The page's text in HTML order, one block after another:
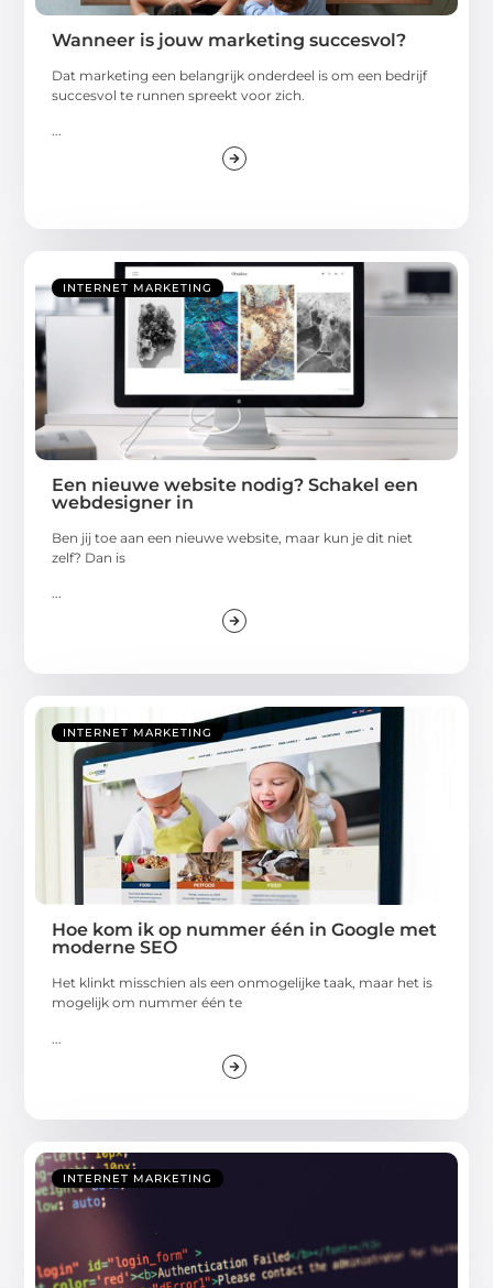
Wanneer is jouw marketing succesvol?
Dat marketing een belangrijk onderdeel is om een bedrijf
succesvol te runnen spreekt voor zich.
...
INTERNET MARKETING
Een nieuwe website nodig? Schakel een
webdesigner in
Ben jij toe aan een nieuwe website, maar kun je dit niet
zelf? Dan is
...
INTERNET MARKETING
Hoe kom ik op nummer één in Google met
moderne SEO
Het klinkt misschien als een onmogelijke taak, maar het is
mogelijk om nummer één te
INTERNET MARKETING